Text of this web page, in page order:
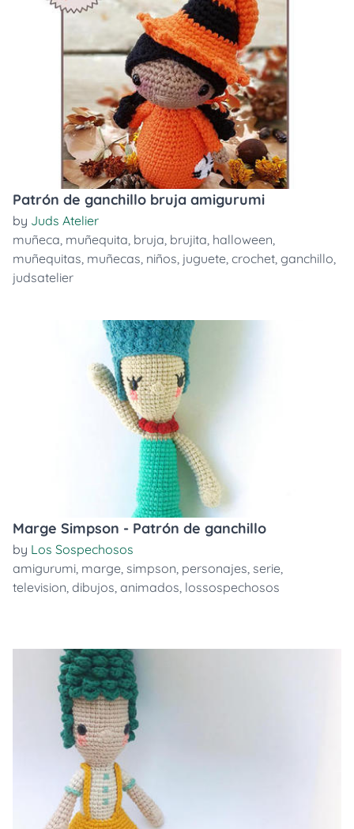
Patrón de ganchillo bruja amigurumi
by Juds Atelier
muñeca, muñequita, bruja, brujita, halloween,
muñequitas, muñecas, niños, juguete, crochet, ganchillo,
judsatelier
Marge Simpson - Patrón de ganchillo
by Los Sospechosos
amigurumi, marge, simpson, personajes, serie,
television, dibujos, animados, lossospechosos